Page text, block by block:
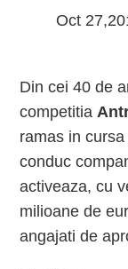
Oct
Din cei 40 de
competitia
ramas in
conduc
activeaza, cu
milioane de
angajati de